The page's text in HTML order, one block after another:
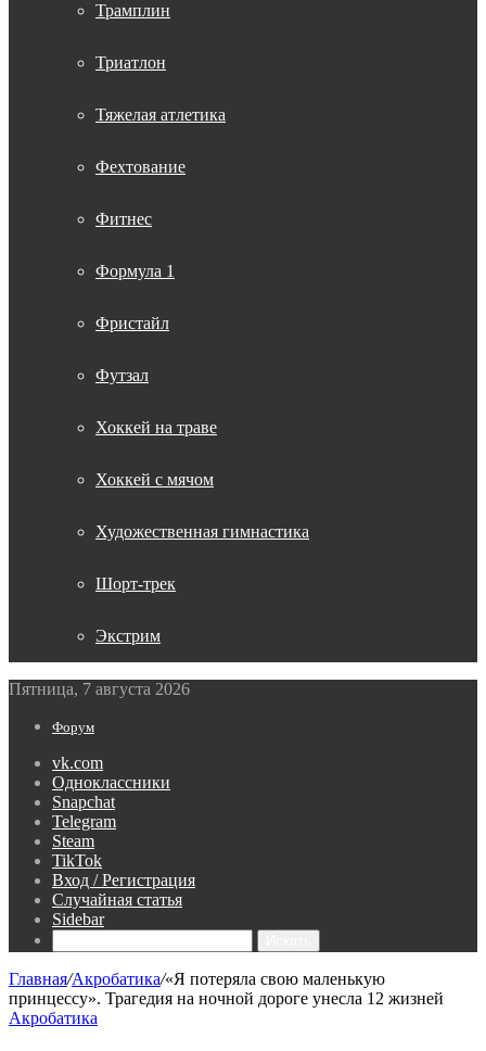
Трамплин
Триатлон
Тяжелая атлетика
Фехтование
Фитнес
Формула 1
Фристайл
Футзал
Хоккей на траве
Хоккей с мячом
Художественная гимнастика
Шорт-трек
Экстрим
Пятница, 7 августа 2026
Форум
vk.com
Одноклассники
Snapchat
Telegram
Steam
TikTok
Вход / Регистрация
Случайная статья
Sidebar
Главная/Акробатика/«Я потеряла свою маленькую
принцессу». Трагедия на ночной дороге унесла 12 жизней
Акробатика